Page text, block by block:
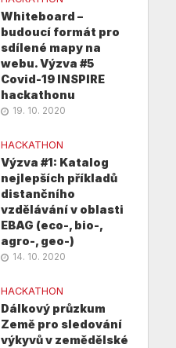
Whiteboard –
budoucí formát pro
sdílené mapy na
webu. Výzva #5
Covid-19 INSPIRE
hackathonu
19. 10. 2020
HACKATHON
Výzva #1: Katalog
nejlepších příkladů
distančního
vzdělávání v oblasti
EBAG (eco-, bio-,
agro-, geo-)
14. 10. 2020
HACKATHON
Dálkový průzkum
Země pro sledování
výkyvů v zemědělské